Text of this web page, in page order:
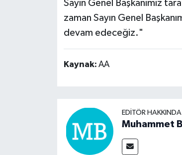
Sayın Genel Başkanımız
zaman Sayın Genel
devam edeceğiz."
Kaynak: AA
EDITÖR HAKKINDA
Muhammet